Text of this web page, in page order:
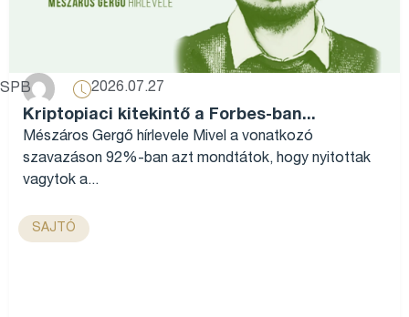
SPB 2026.07.27
Kriptopiaci kitekintő a Forbes-ban...
Mészáros Gergő hírlevele Mivel a vonatkozó
szavazáson 92%-ban azt mondtátok, hogy nyitottak
vagytok a...
SAJTÓ